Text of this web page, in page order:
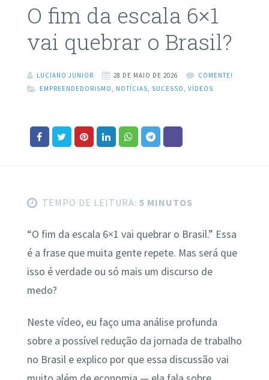
O fim da escala 6×1
vai quebrar o Brasil?
LUCIANO JUNIOR 28 DE MAIO DE 2026
COMENTE!
EMPREENDEDORISMO
NOTÍCIAS SUCESSO VÍDEOS
TEMPO DE LEITURA: 5 MINUTOS
“O fim da escala 6×1 vai quebrar o Brasil.” Essa
é a frase que muita gente repete. Mas será que
isso é verdade ou só mais um discurso de
medo?
Neste vídeo, eu faço uma análise profunda
sobre a possível redução da jornada de trabalho
no Brasil e explico por que essa discussão vai